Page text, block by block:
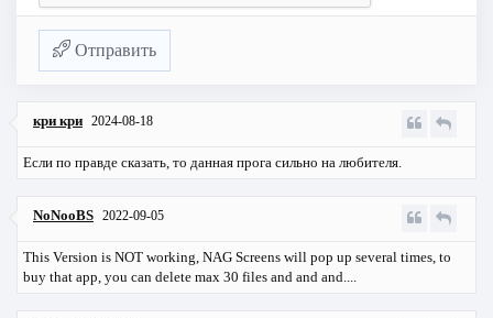
Отправить
кри кри 2024-08-18
Если по правде сказать, то данная прога сильно на любителя.
NoNooBS 2022-09-05
This Version is NOT working, NAG Screens will pop up several times, to
buy that app, you can delete max 30 files and and and....